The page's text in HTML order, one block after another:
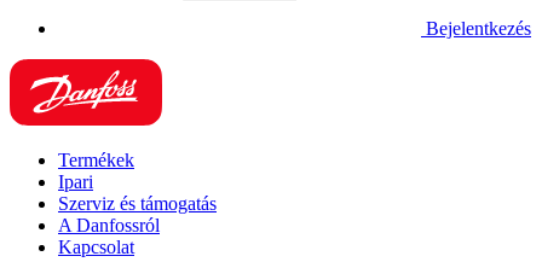
Bejelentkezés
Termékek
Ipari
Szerviz és támogatás
A Danfossról
Kapcsolat